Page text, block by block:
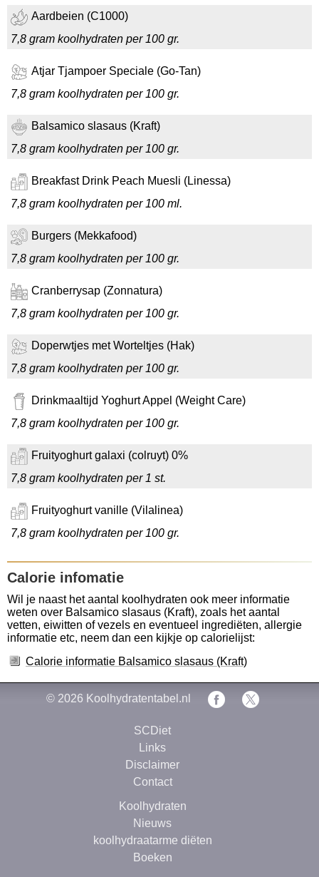
Aardbeien (C1000)
7,8 gram koolhydraten per 100 gr.
Atjar Tjampoer Speciale (Go-Tan)
7,8 gram koolhydraten per 100 gr.
Balsamico slasaus (Kraft)
7,8 gram koolhydraten per 100 gr.
Breakfast Drink Peach Muesli (Linessa)
7,8 gram koolhydraten per 100 ml.
Burgers (Mekkafood)
7,8 gram koolhydraten per 100 gr.
Cranberrysap (Zonnatura)
7,8 gram koolhydraten per 100 gr.
Doperwtjes met Worteltjes (Hak)
7,8 gram koolhydraten per 100 gr.
Drinkmaaltijd Yoghurt Appel (Weight Care)
7,8 gram koolhydraten per 100 gr.
Fruityoghurt galaxi (colruyt) 0%
7,8 gram koolhydraten per 1 st.
Fruityoghurt vanille (Vilalinea)
7,8 gram koolhydraten per 100 gr.
Calorie infomatie
Wil je naast het aantal koolhydraten ook meer informatie
weten over Balsamico slasaus (Kraft), zoals het aantal
vetten, eiwitten of vezels en eventueel ingrediëten, allergie
informatie etc, neem dan een kijkje op calorielijst:
Calorie informatie Balsamico slasaus (Kraft)
© 2026 Koolhydratentabel.nl
SCDiet
Links
Disclaimer
Contact
Koolhydraten
Nieuws
koolhydraatarme diëten
Boeken